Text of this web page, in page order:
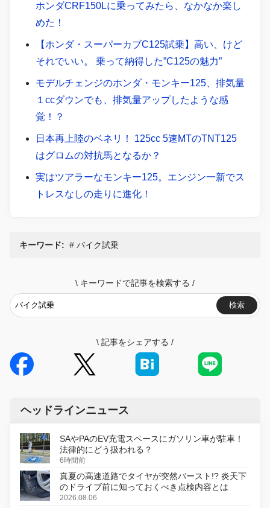
ホンダCRF150Lに乗ってみたら、なかなか楽し
めた！
【ホンダ・スーパーカブC125試乗】高い、けど
それでいい。 乗って納得した”C125の魅力”
モデルチェンジのホンダ・モンキー125、排気量
１ccダウンでも、排気量アップしたような感
覚！？
日本再上陸のベネリ！ 125cc 5速MTのTNT125
はグロムの対抗馬となるか？
実はツアラーなモンキー125。エンジン一新でス
トレスなしの走りに進化！
キーワード: バイク試乗
\ キーワードで記事を検索する /
検索
\ 記事をシェアする /
ヘッドラインニュース
SAやPAのEV充電スペースにガソリン車が駐車！
法律的にどう扱われる？
6時間前
真夏の高速道路でタイヤが突然バースト!? 炎天下
のドライブ前に知っておくべき点検内容とは
2026.08.06